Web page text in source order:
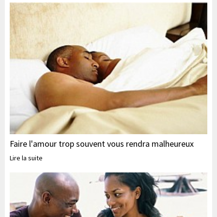
Faire l'amour trop souvent vous rendra malheureux
Lire la suite